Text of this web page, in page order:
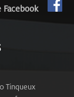
Facebook
Tinqueux